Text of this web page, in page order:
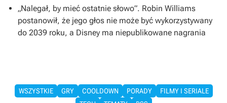
„Nalegał, by mieć ostatnie słowo”. Robin Williams
postanowił, że jego głos nie może być wykorzystywany
do 2039 roku, a Disney ma niepublikowane nagrania
WSZYSTKIE GRY COOLDOWN PORADY
FILMY I SERIALE